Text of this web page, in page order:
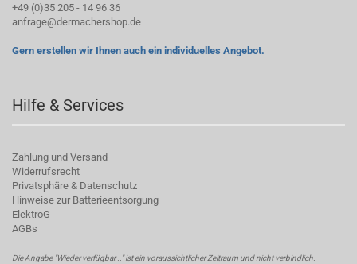
+49 (0)35 205 - 14 96 36
anfrage@dermachershop.de
Gern erstellen wir Ihnen auch ein individuelles Angebot.
Hilfe & Services
Zahlung und Versand
Widerrufsrecht
Privatsphäre & Datenschutz
Hinweise zur Batterieentsorgung
ElektroG
AGBs
Die Angabe "Wieder verfügbar..." ist ein voraussichtlicher Zeitraum und nicht verbindlich.